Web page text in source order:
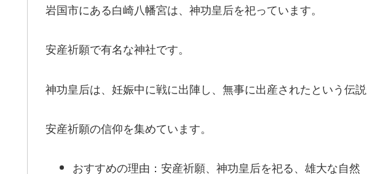
岩国市にある白崎八幡宮は、神功皇后を祀っています。
安産祈願で有名な神社です。
神功皇后は、妊娠中に戦に出陣し、無事に出産されたという伝説
安産祈願の信仰を集めています。
おすすめの理由：安産祈願、神功皇后を祀る、雄大な自然